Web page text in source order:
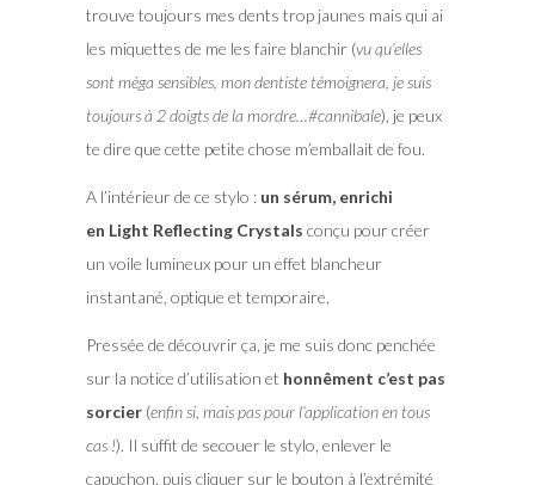
trouve toujours mes dents trop jaunes mais qui ai
les miquettes de me les faire blanchir (vu qu’elles
sont méga sensibles, mon dentiste témoignera, je suis
toujours à 2 doigts de la mordre…#cannibale), je peux
te dire que cette petite chose m’emballait de fou.
A l’intérieur de ce stylo :un sérum, enrichi
en Light Reflecting Crystals conçu pour créer
un voile lumineux pour un effet blancheur
instantané, optique et temporaire.
Pressée de découvrir ça, je me suis donc penchée
sur la notice d’utilisation et honnêment c’est pas
sorcier(enfin si, mais pas pour l’application en tous
cas !). Il suffit de secouer le stylo, enlever le
capuchon, puis cliquer sur le bouton à l’extrémité